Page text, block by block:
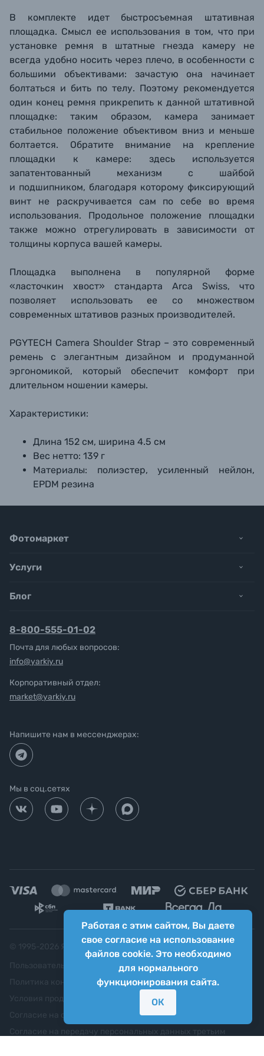
В комплекте идет быстросъемная штативная
площадка. Смысл ее использования в том, что при
установке ремня в штатные гнезда камеру не
всегда удобно носить через плечо, в особенности с
большими объективами: зачастую она начинает
болтаться и бить по телу. Поэтому рекомендуется
один конец ремня прикрепить к данной штативной
площадке: таким образом, камера занимает
стабильное положение объективом вниз и меньше
болтается. Обратите внимание на крепление
площадки к камере: здесь используется
запатентованный механизм с шайбой
и подшипником, благодаря которому фиксирующий
винт не раскручивается сам по себе во время
использования. Продольное положение площадки
также можно отрегулировать в зависимости от
толщины корпуса вашей камеры.
Площадка выполнена в популярной форме
«ласточкин хвост» стандарта Arca Swiss, что
позволяет использовать ее со множеством
современных штативов разных производителей.
PGYTECH Camera Shoulder Strap – это современный
ремень с элегантным дизайном и продуманной
эргономикой, который обеспечит комфорт при
длительном ношении камеры.
Характеристики:
Длина 152 см, ширина 4.5 см
Вес нетто: 139 г
Материалы: полиэстер, усиленный нейлон,
EPDM резина
Работая с этим сайтом, Вы даете
свое согласие на использование
файлов cookie. Это необходимо
для нормального
функционирования сайта.
ОК
Фотомаркет
Услуги
Блог
8-800-555-01-02
Почта для любых вопросов:
info@yarkiy.ru
Корпоративный отдел:
market@yarkiy.ru
Напишите нам в мессенджерах:
Мы в соц.сетях
Яркий фотомаркет ("Яркий Мир")
Пользовательское соглашение
Политика конфиденциальности
Согласие на обработку персональных данных
Согласие на передачу персональных данных третьим